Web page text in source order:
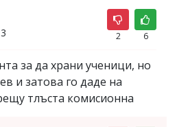
2 6
за да храни ученици, но
и затова го даде на
тлъста комисионна